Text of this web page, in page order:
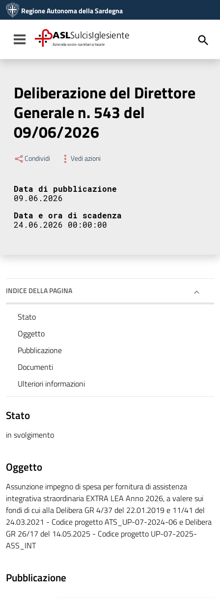
Vai al menu di navigazione
Vai al footer
Regione Autonoma della Sardegna
Toggle navigation
ASLSulcisIglesiente
Azienda socio-sanitaria locale
Deliberazione del Direttore
Generale n. 543 del
09/06/2026
Condividi Vedi azioni
Data di pubblicazione
09.06.2026
Data e ora di scadenza
24.06.2026 00:00:00
INDICE DELLA PAGINA
Stato
Oggetto
Pubblicazione
Documenti
Ulteriori informazioni
Stato
in svolgimento
Oggetto
Assunzione impegno di spesa per fornitura di assistenza
integrativa straordinaria EXTRA LEA Anno 2026, a valere sui
fondi di cui alla Delibera GR 4/37 del 22.01.2019 e 11/41 del
24.03.2021 - Codice progetto ATS_UP-07-2024-06 e Delibera
GR 26/17 del 14.05.2025 - Codice progetto UP-07-2025-
ASS_INT
Pubblicazione